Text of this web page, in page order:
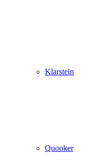
Klarstein
Quooker